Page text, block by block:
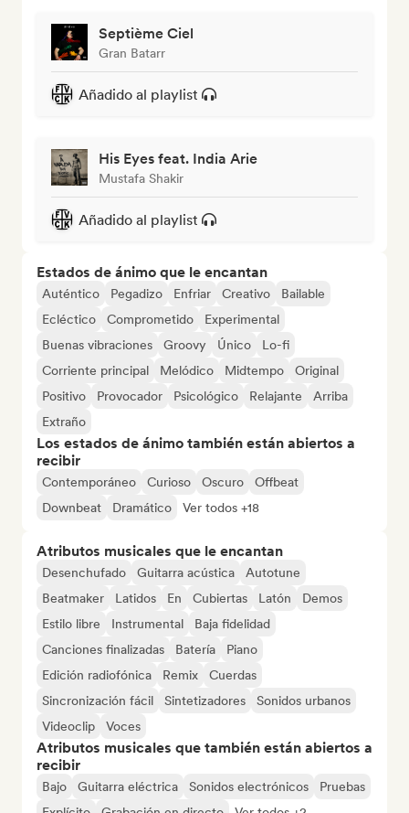
Septième Ciel
Gran Batarr
Añadido al playlist
His Eyes feat. India Arie
Mustafa Shakir
Añadido al playlist
Estados de ánimo que le encantan
Auténtico Pegadizo Enfriar Creativo
Bailable
Ecléctico
Comprometido
Experimental
Buenas vibraciones
Groovy Único
Lo-fi
Corriente principal
Melódico Midtempo
Original
Positivo
Provocador Psicológico Relajante
Arriba
Extraño
Los estados de ánimo también están abiertos a
recibir
Contemporáneo Curioso Oscuro
Offbeat
Downbeat
Dramático Ver todos +18
Atributos musicales que le encantan
Desenchufado Guitarra acústica
Autotune
Beatmaker
Latidos En Cubiertas Latón
Demos
Estilo libre
Instrumental
Baja fidelidad
Canciones finalizadas
Batería
Piano
Edición radiofónica
Remix
Cuerdas
Sincronización fácil
Sintetizadores
Sonidos urbanos
Videoclip
Voces
Atributos musicales que también están abiertos a
recibir
Bajo Guitarra eléctrica Sonidos electrónicos
Pruebas